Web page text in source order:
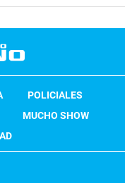
POLICIALES
MUCHO SHOW